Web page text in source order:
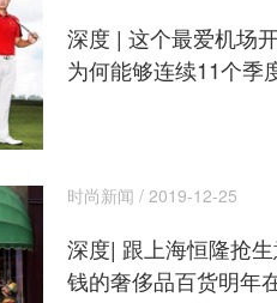
深度 | 这个最爱机场
为何能够连续11个季
时尚新闻 / 2019-12-25
深度| 跟上海恒隆抢
钱的奢侈品百货明年